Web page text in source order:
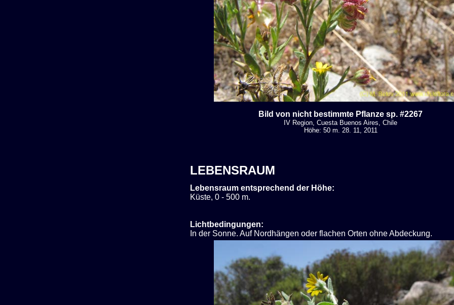
Bild von nicht bestimmte Pflanze sp. #2267
IV Region, Cuesta Buenos Aires, Chile
Höhe: 50 m. 28. 11, 2011
LEBENSRAUM
Lebensraum entsprechend der Höhe:
Küste, 0 - 500 m.
Lichtbedingungen:
In der Sonne. Auf Nordhängen oder flachen Orten ohne Abdeckung.